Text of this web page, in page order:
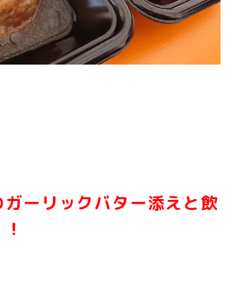
ーリックバター添えと飲